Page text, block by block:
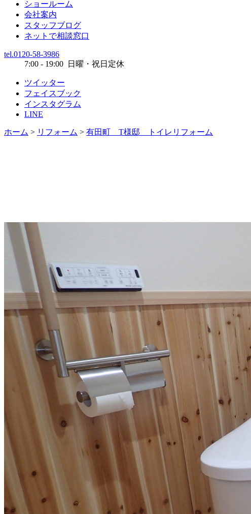
ショールーム
会社案内
スタッフブログ
ネットで相談窓口
tel.0120-58-3986
7:00 - 19:00 日曜・祝日定休
ツイッター
フェイスブック
インスタグラム
LINE
ホーム > リフォーム > 有田町 T様邸 トイレリフォーム